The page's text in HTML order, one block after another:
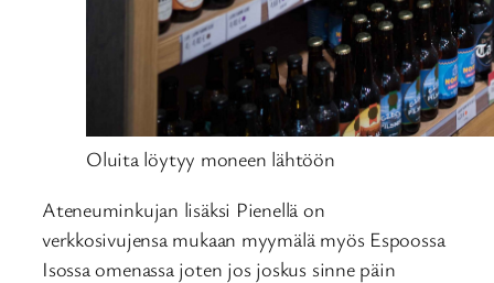
Oluita löytyy moneen lähtöön
Ateneuminkujan lisäksi Pienellä on
verkkosivujensa mukaan myymälä myös Espoossa
Isossa omenassa joten jos joskus sinne päin